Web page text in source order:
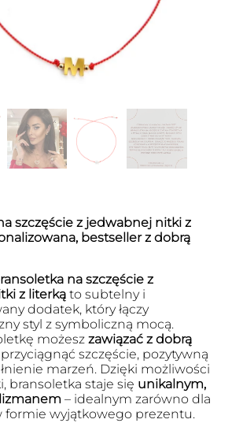
szczęście z jedwabnej nitki z
bestseller z dobrą
na szczęście z
z literkąto subtelny i
dodatek, który łączy
styl z symboliczną mocą.
możesz zawiązać z dobrą
szczęście, pozytywną
marzeń. Dzięki możliwości
bransoletka staje się unikalnym,
– idealnym zarówno dla
formie wyjątkowego prezentu.